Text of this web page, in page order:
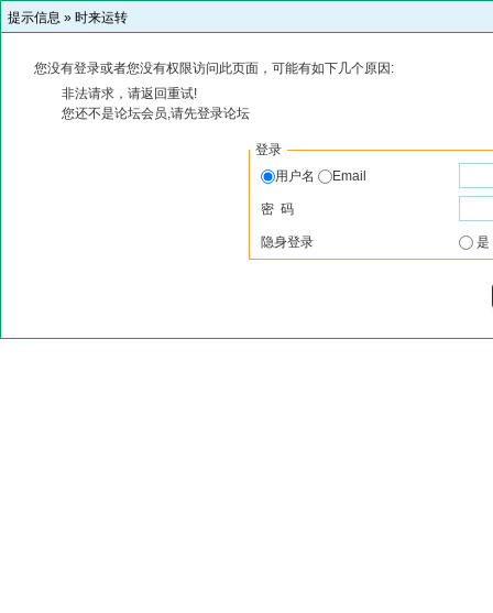
提示信息 » 时来运转
您没有登录或者您没有权限访问此页面，可能有如下几个原因:
非法请求，请返回重试!
您还不是论坛会员,请先登录论坛
登录
用户名
Email
密 码
隐身登录